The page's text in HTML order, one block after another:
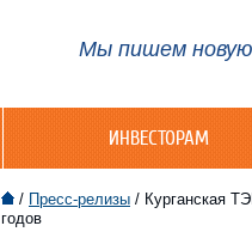
Мы пишем
ИНВЕСТОРАМ
/ Пресс-релизы / Курганская
годов